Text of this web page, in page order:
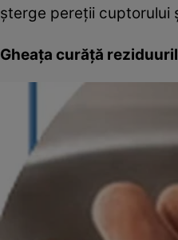
șterge pereții cuptorului
Gheața curăță